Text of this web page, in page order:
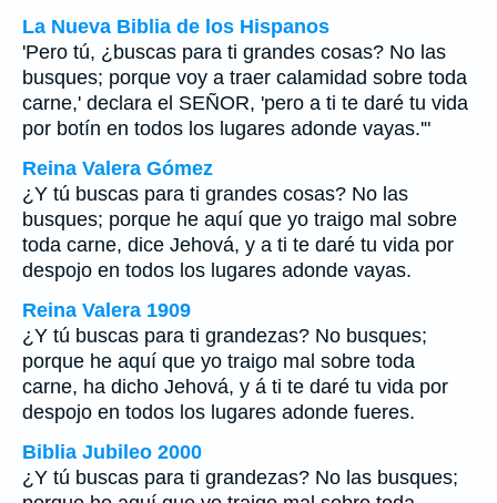
La Nueva Biblia de los Hispanos
'Pero tú, ¿buscas para ti grandes cosas? No las
busques; porque voy a traer calamidad sobre toda
carne,' declara el SEÑOR, 'pero a ti te daré tu vida
por botín en todos los lugares adonde vayas.'"
Reina Valera Gómez
¿Y tú buscas para ti grandes cosas? No las
busques; porque he aquí que yo traigo mal sobre
toda carne, dice Jehová, y a ti te daré tu vida por
despojo en todos los lugares adonde vayas.
Reina Valera 1909
¿Y tú buscas para ti grandezas? No busques;
porque he aquí que yo traigo mal sobre toda
carne, ha dicho Jehová, y á ti te daré tu vida por
despojo en todos los lugares adonde fueres.
Biblia Jubileo 2000
¿Y tú buscas para ti grandezas? No las busques;